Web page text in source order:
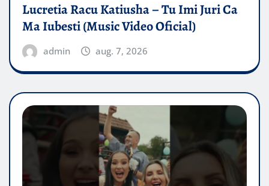
Lucretia Racu Katiusha – Tu Imi Juri Ca
Ma Iubesti (Music Video Oficial)
admin aug. 7, 2026